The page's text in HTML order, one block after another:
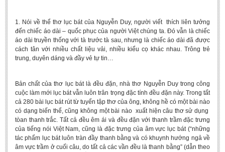
1. Nói về thể thơ lục bát của Nguyễn Duy, người viết thích liên tưởng
đến chiếc áo dài – quốc phục của người Việt chúng ta. Đó vẫn là chiếc
áo dài truyền thống với tà trước tà sau, nhưng là chiếc áo dài đã được
cách tân với nhiều chất liệu vải, nhiều kiểu cọ khác nhau. Trông trẻ
trung, duyên dáng và đầy vẻ tự tin…
Bản chất của thơ lục bát là đều đặn, nhà thơ Nguyễn Duy trong công
cuộc làm mới lục bát vẫn luôn trân trọng đặc tính đều đặn này. Trong tất
cả 280 bài lục bát rút từ tuyển tập thơ của ông, không hề có một bài nào
có dạng biến thể, cũng không một bài nào xuất hiện câu thơ sử dụng
tòan thanh trắc. Tất cả đều êm ái và đều đặn với thanh trầm đặc trưng
của tiếng nói Việt Nam, cũng là đặc trưng của âm vực lục bát (“những
tác phẩm lục bát luôn tràn đầy thanh bằng và có khuynh hướng ngả về
âm vực trầm ở cuối câu, do tất cả các vần đều là thanh bằng” (dẫn theo